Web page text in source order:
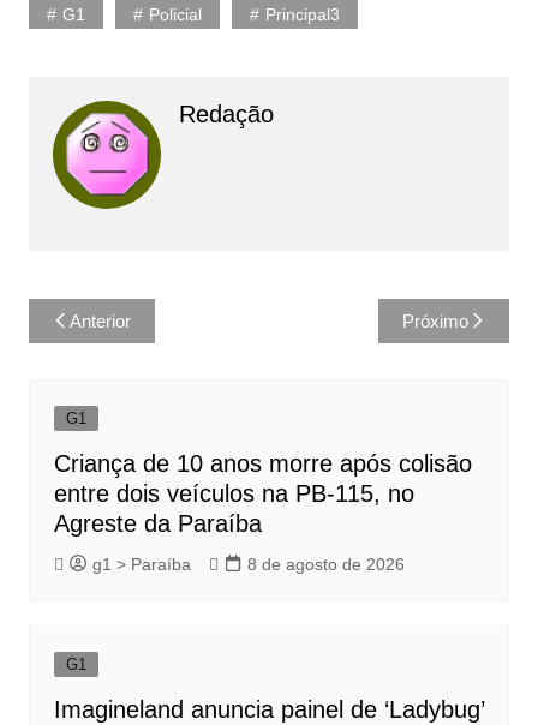
G1 Policial Principal3
Redação
Navegação
de
Anterior Próximo
G1
Criança de 10 anos morre após colisão
entre dois veículos na PB-115, no
Agreste da Paraíba
g1 > Paraíba 8 de agosto de 2026
G1
Imagineland anuncia painel de ‘Ladybug’